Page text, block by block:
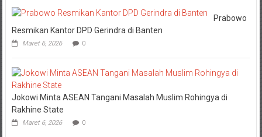
Prabowo
Resmikan Kantor DPD Gerindra di Banten
Maret 6, 2026 0
Jokowi Minta ASEAN Tangani Masalah Muslim Rohingya di
Rakhine State
Maret 6, 2026 0